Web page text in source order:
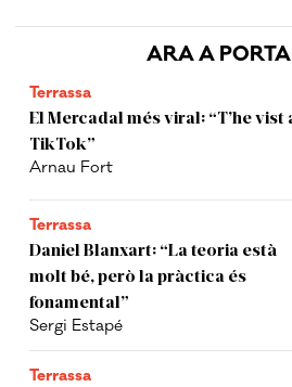
ARA A
Terrassa
El Mercadal més viral: “T’he vist
TikTok”
Arnau Fort
Terrassa
Daniel Blanxart: “La teoria està
molt bé, però la pràctica és
fonamental”
Sergi Estapé
Terrassa